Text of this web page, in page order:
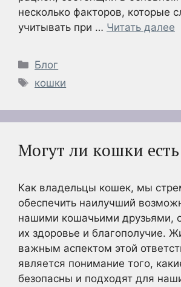
несколько факторов, которые
учитывать при … Читать далее
Рубрики
Блог
Метки
кошки
Могут ли кошки
Как владельцы кошек, мы
обеспечить наилучший
нашими кошачьими друзьями,
их здоровье и благополучие.
важным аспектом этой
является понимание того,
безопасны и подходят для